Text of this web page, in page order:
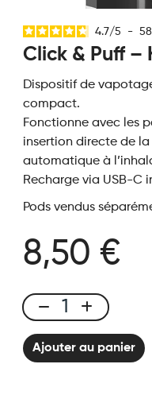
MON COMPTE
4.7/5 - 58
Click & Puff –
Dispositif de
compact.
Fonctionne avec les
insertion directe de
automatique à
Recharge via USB-C
Pods vendus
8,50 €
Click
PuffAjouter au panier